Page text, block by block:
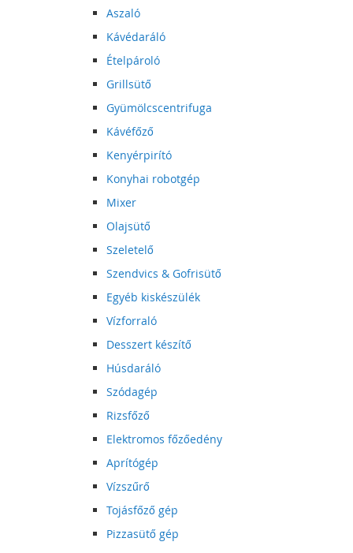
Aszaló
Kávédaráló
Ételpároló
Grillsütő
Gyümölcscentrifuga
Kávéfőző
Kenyérpirító
Konyhai robotgép
Mixer
Olajsütő
Szeletelő
Szendvics & Gofrisütő
Egyéb kiskészülék
Vízforraló
Desszert készítő
Húsdaráló
Szódagép
Rizsfőző
Elektromos főzőedény
Aprítógép
Vízszűrő
Tojásfőző gép
Pizzasütő gép